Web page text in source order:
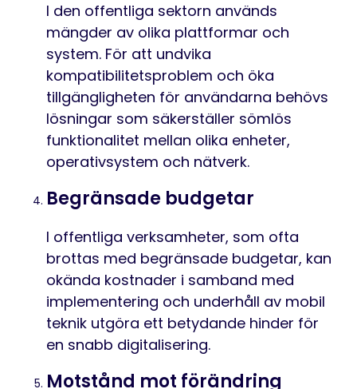
I den offentliga sektorn används
mängder av olika plattformar och
system. För att undvika
kompatibilitetsproblem och öka
tillgängligheten för användarna behövs
lösningar som säkerställer sömlös
funktionalitet mellan olika enheter,
operativsystem och nätverk.
Begränsade budgetar
I offentliga verksamheter, som ofta
brottas med begränsade budgetar, kan
okända kostnader i samband med
implementering och underhåll av mobil
teknik utgöra ett betydande hinder för
en snabb digitalisering.
Motstånd mot förändring